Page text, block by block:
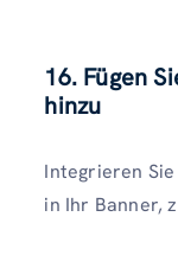
16. Fügen
hinzu
Integrieren
in Ihr Banner,